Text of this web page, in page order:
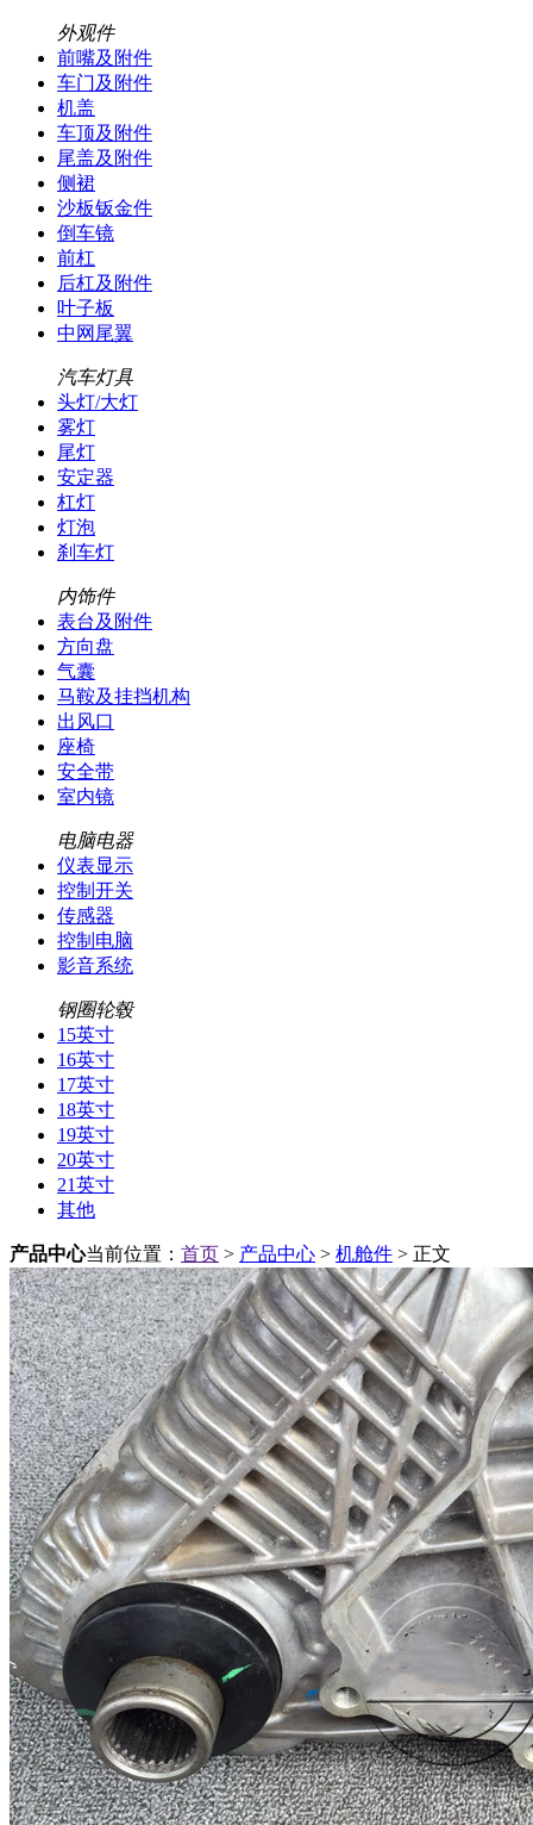
外观件
前嘴及附件
车门及附件
机盖
车顶及附件
尾盖及附件
侧裙
沙板钣金件
倒车镜
前杠
后杠及附件
叶子板
中网尾翼
汽车灯具
头灯/大灯
雾灯
尾灯
安定器
杠灯
灯泡
刹车灯
内饰件
表台及附件
方向盘
气囊
马鞍及挂挡机构
出风口
座椅
安全带
室内镜
电脑电器
仪表显示
控制开关
传感器
控制电脑
影音系统
钢圈轮毂
15英寸
16英寸
17英寸
18英寸
19英寸
20英寸
21英寸
其他
产品中心当前位置： 首页 > 产品中心 > 机舱件 > 正文